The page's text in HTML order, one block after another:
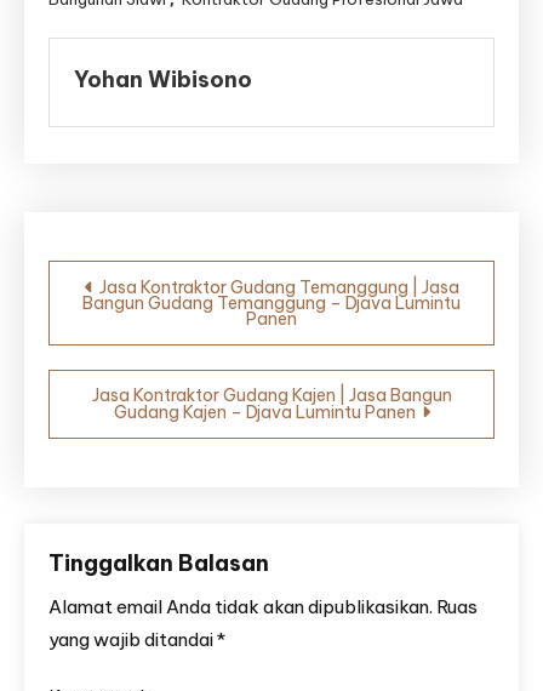
Yohan Wibisono
Navigasi
pos
Jasa Kontraktor Gudang Temanggung | Jasa
Bangun Gudang Temanggung – Djava Lumintu
Panen
Jasa Kontraktor Gudang Kajen | Jasa Bangun
Gudang Kajen – Djava Lumintu Panen
Tinggalkan Balasan
Alamat email Anda tidak akan dipublikasikan. Ruas
yang wajib ditandai*